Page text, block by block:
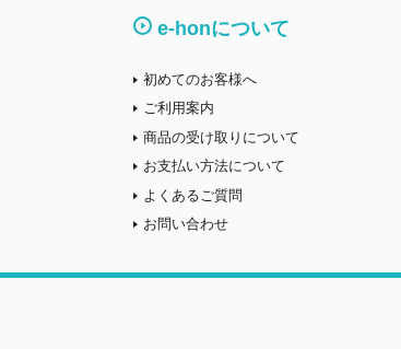
e-honについて
初めてのお客様へ
ご利用案内
商品の受け取りについて
お支払い方法について
よくあるご質問
お問い合わせ